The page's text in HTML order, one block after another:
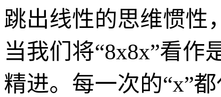
跳出线性的思维惯性
当我们将“8x8x”看
精进。每一次的“x”